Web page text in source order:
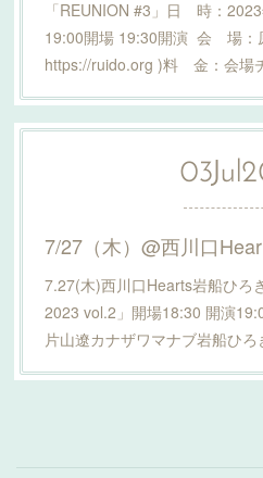
「REUNION #3」日 時：
19:00開場 19:30開演 会 場：
https://ruido.org )料 金：会場
03Jul
7/27（木）@西川口
7.27(木)西川口Hearts岩船ひろ
2023 vol.2」開場18:30 開演
片山遼カナザワマナブ岩船ひ